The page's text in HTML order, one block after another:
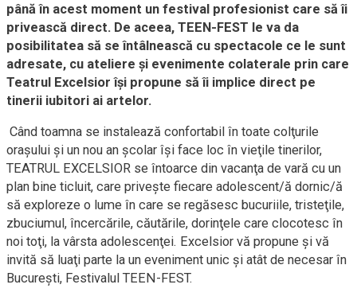
până în acest moment un festival profesionist care să îi
privească direct. De aceea, TEEN-FEST le va da
posibilitatea să se întâlnească cu spectacole ce le sunt
adresate, cu ateliere şi evenimente colaterale prin care
Teatrul Excelsior îşi propune să îi implice direct pe
tinerii iubitori ai artelor.
Când toamna se instalează confortabil în toate colţurile
oraşului şi un nou an şcolar îşi face loc în vieţile tinerilor,
TEATRUL EXCELSIOR se întoarce din vacanţa de vară cu un
plan bine ticluit, care priveşte fiecare adolescent/ă dornic/ă
să exploreze o lume în care se regăsesc bucuriile, tristeţile,
zbuciumul, încercările, căutările, dorinţele care clocotesc în
noi toţi, la vârsta adolescenţei. Excelsior vă propune şi vă
invită să luaţi parte la un eveniment unic şi atât de necesar în
Bucureşti, Festivalul TEEN-FEST.